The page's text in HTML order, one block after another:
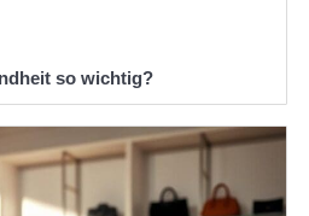
so wichtig?